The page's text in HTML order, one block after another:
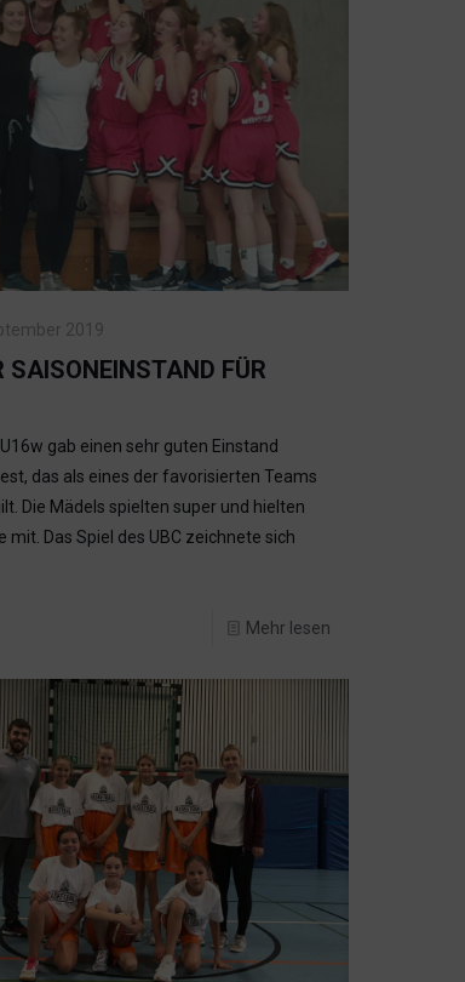
2019
SAISONEINSTAND FÜR
gab einen sehr guten Einstand
das als eines der favorisierten Teams
Die Mädels spielten super und hielten
mit. Das Spiel des UBC zeichnete sich
Mehr lesen